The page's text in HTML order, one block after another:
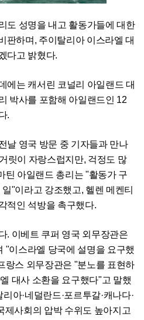
도 성명을 내고 활동가들에 대한
판하며, 주이탈리아 이스라엘 대
다고 밝혔다.
에는 캐서린 코널리 아일랜드 대
박사를 포함해 아일랜드인 12
.
날 영국 방문 중 기자들과 만나
릿이 자랑스럽지만, 걱정도 많
틴 아일랜드 총리는 "활동가 구
"이라고 강조했고, 헬렌 메켄티
적인 석방을 촉구했다.
. 이베트 쿠퍼 영국 외무장관은
"이스라엘 당국에 설명을 요구했
랑스 외무장관은 "분노를 표현하
대사 소환을 요구했다"고 말했
아·네덜란드·포르투갈·캐나다·
제사회의 압박 수위도 높아지고